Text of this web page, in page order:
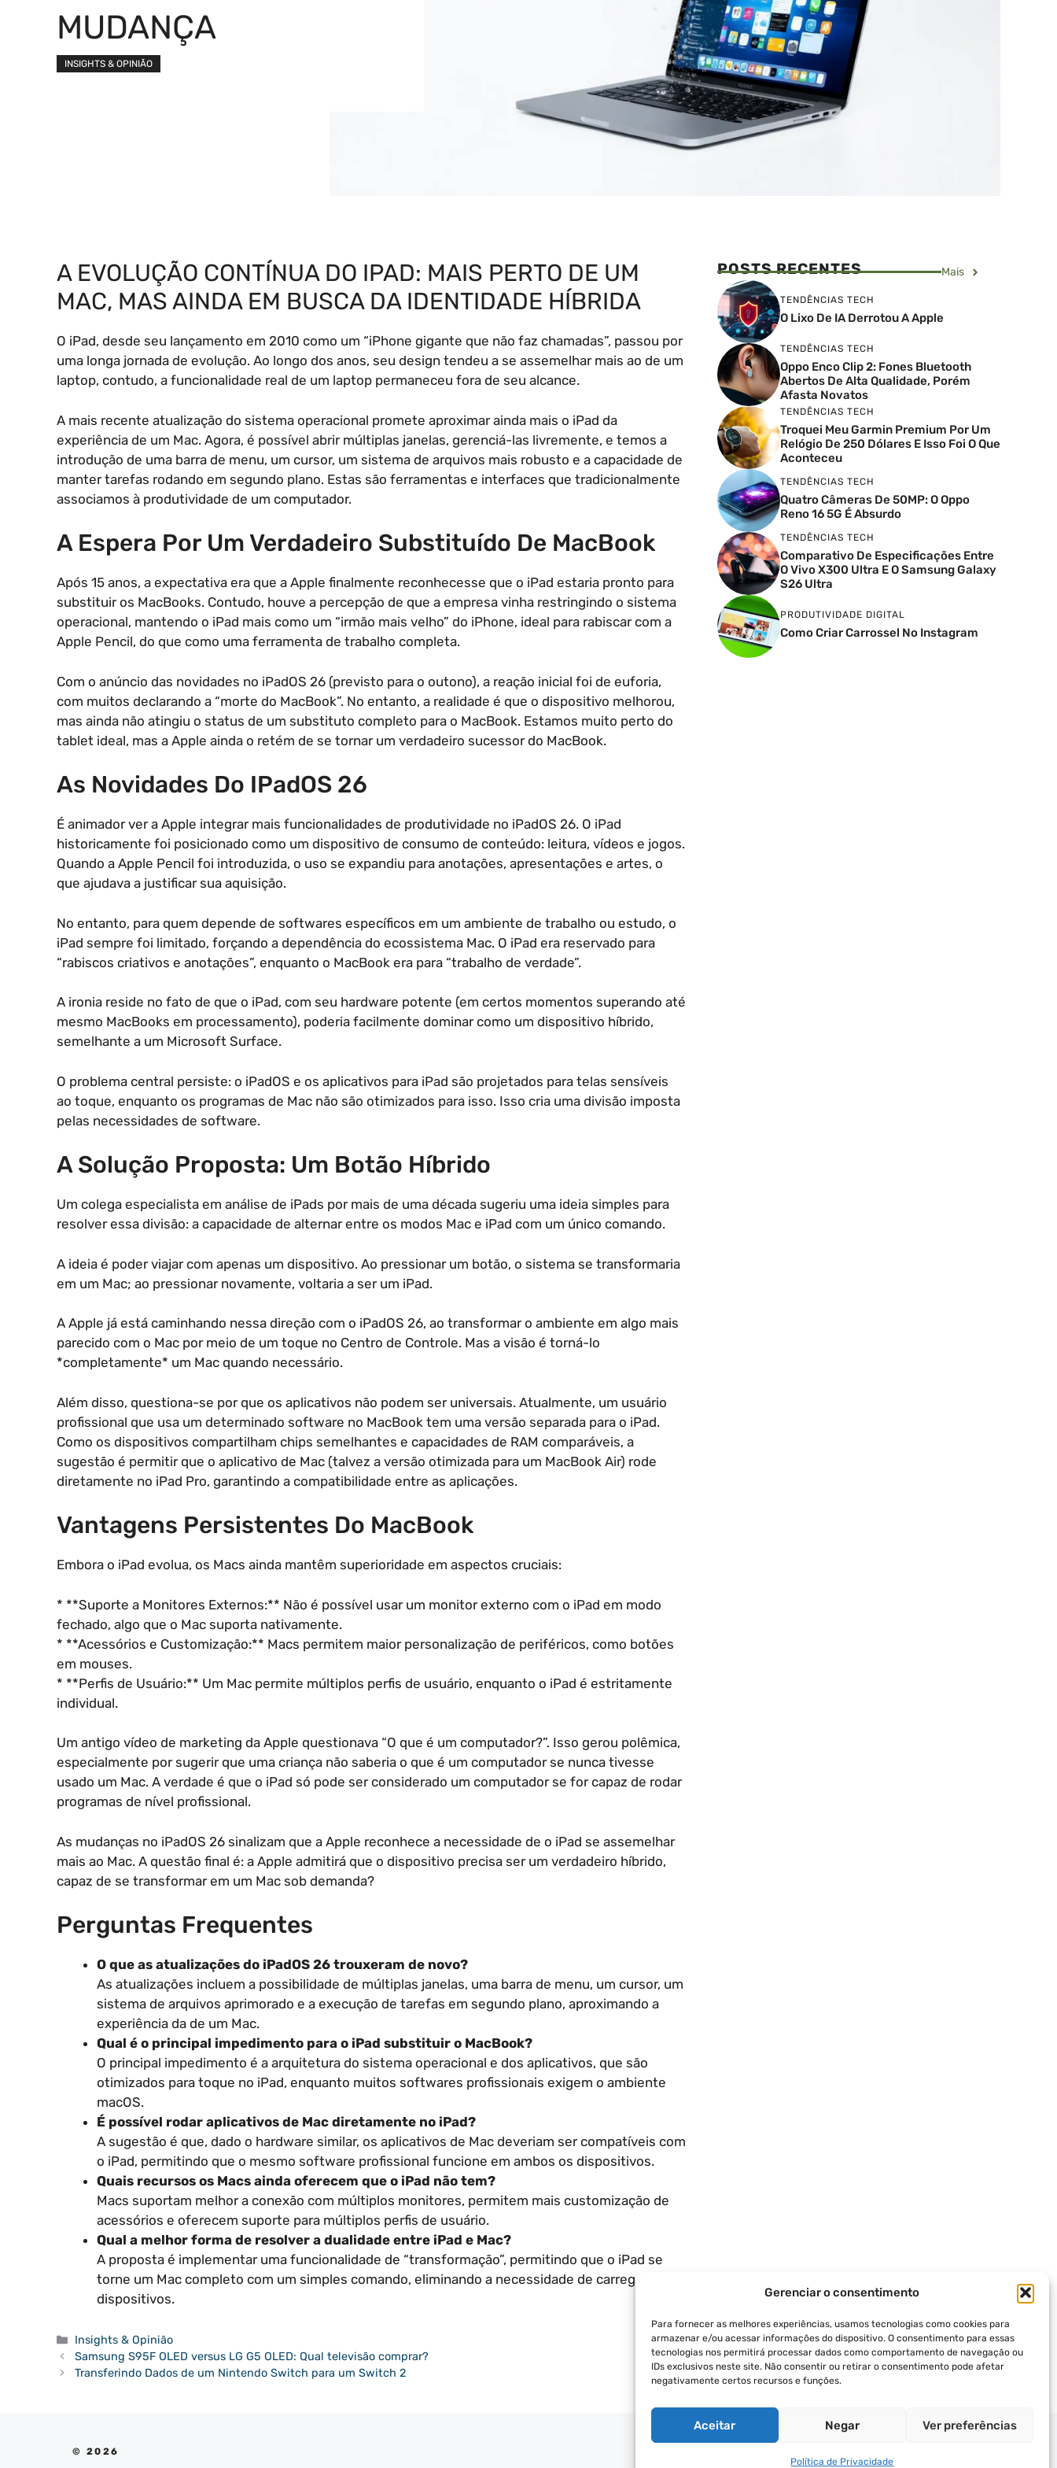
Gerenciar o consentimento
Para fornecer as melhores experiências, usamos tecnologias como cookies para
armazenar e/ou acessar informações do dispositivo. O consentimento para essas
tecnologias nos permitirá processar dados como comportamento de navegação ou
IDs exclusivos neste site. Não consentir ou retirar o consentimento pode afetar
negativamente certos recursos e funções.
Aceitar Negar Ver preferências
Política de Privacidade
MUDANÇA
INSIGHTS & OPINIÃO
A EVOLUÇÃO CONTÍNUA DO IPAD: MAIS PERTO DE UM
MAC, MAS AINDA EM BUSCA DA IDENTIDADE HÍBRIDA
O iPad, desde seu lançamento em 2010 como um “iPhone gigante que não faz chamadas”, passou por
uma longa jornada de evolução. Ao longo dos anos, seu design tendeu a se assemelhar mais ao de um
laptop, contudo, a funcionalidade real de um laptop permaneceu fora de seu alcance.
A mais recente atualização do sistema operacional promete aproximar ainda mais o iPad da
experiência de um Mac. Agora, é possível abrir múltiplas janelas, gerenciá-las livremente, e temos a
introdução de uma barra de menu, um cursor, um sistema de arquivos mais robusto e a capacidade de
manter tarefas rodando em segundo plano. Estas são ferramentas e interfaces que tradicionalmente
associamos à produtividade de um computador.
A Espera Por Um Verdadeiro Substituído De MacBook
Após 15 anos, a expectativa era que a Apple finalmente reconhecesse que o iPad estaria pronto para
substituir os MacBooks. Contudo, houve a percepção de que a empresa vinha restringindo o sistema
operacional, mantendo o iPad mais como um “irmão mais velho” do iPhone, ideal para rabiscar com a
Apple Pencil, do que como uma ferramenta de trabalho completa.
Com o anúncio das novidades no iPadOS 26 (previsto para o outono), a reação inicial foi de euforia,
com muitos declarando a “morte do MacBook”. No entanto, a realidade é que o dispositivo melhorou,
mas ainda não atingiu o status de um substituto completo para o MacBook. Estamos muito perto do
tablet ideal, mas a Apple ainda o retém de se tornar um verdadeiro sucessor do MacBook.
As Novidades Do IPadOS 26
É animador ver a Apple integrar mais funcionalidades de produtividade no iPadOS 26. O iPad
historicamente foi posicionado como um dispositivo de consumo de conteúdo: leitura, vídeos e jogos.
Quando a Apple Pencil foi introduzida, o uso se expandiu para anotações, apresentações e artes, o
que ajudava a justificar sua aquisição.
No entanto, para quem depende de softwares específicos em um ambiente de trabalho ou estudo, o
iPad sempre foi limitado, forçando a dependência do ecossistema Mac. O iPad era reservado para
“rabiscos criativos e anotações”, enquanto o MacBook era para “trabalho de verdade”.
A ironia reside no fato de que o iPad, com seu hardware potente (em certos momentos superando até
mesmo MacBooks em processamento), poderia facilmente dominar como um dispositivo híbrido,
semelhante a um Microsoft Surface.
O problema central persiste: o iPadOS e os aplicativos para iPad são projetados para telas sensíveis
ao toque, enquanto os programas de Mac não são otimizados para isso. Isso cria uma divisão imposta
pelas necessidades de software.
A Solução Proposta: Um Botão Híbrido
Um colega especialista em análise de iPads por mais de uma década sugeriu uma ideia simples para
resolver essa divisão: a capacidade de alternar entre os modos Mac e iPad com um único comando.
A ideia é poder viajar com apenas um dispositivo. Ao pressionar um botão, o sistema se transformaria
em um Mac; ao pressionar novamente, voltaria a ser um iPad.
A Apple já está caminhando nessa direção com o iPadOS 26, ao transformar o ambiente em algo mais
parecido com o Mac por meio de um toque no Centro de Controle. Mas a visão é torná-lo
*completamente* um Mac quando necessário.
Além disso, questiona-se por que os aplicativos não podem ser universais. Atualmente, um usuário
profissional que usa um determinado software no MacBook tem uma versão separada para o iPad.
Como os dispositivos compartilham chips semelhantes e capacidades de RAM comparáveis, a
sugestão é permitir que o aplicativo de Mac (talvez a versão otimizada para um MacBook Air) rode
diretamente no iPad Pro, garantindo a compatibilidade entre as aplicações.
Vantagens Persistentes Do MacBook
Embora o iPad evolua, os Macs ainda mantêm superioridade em aspectos cruciais:
* **Suporte a Monitores Externos:** Não é possível usar um monitor externo com o iPad em modo
fechado, algo que o Mac suporta nativamente.
* **Acessórios e Customização:** Macs permitem maior personalização de periféricos, como botões
em mouses.
* **Perfis de Usuário:** Um Mac permite múltiplos perfis de usuário, enquanto o iPad é estritamente
individual.
Um antigo vídeo de marketing da Apple questionava “O que é um computador?”. Isso gerou polêmica,
especialmente por sugerir que uma criança não saberia o que é um computador se nunca tivesse
usado um Mac. A verdade é que o iPad só pode ser considerado um computador se for capaz de rodar
programas de nível profissional.
As mudanças no iPadOS 26 sinalizam que a Apple reconhece a necessidade de o iPad se assemelhar
mais ao Mac. A questão final é: a Apple admitirá que o dispositivo precisa ser um verdadeiro híbrido,
capaz de se transformar em um Mac sob demanda?
Perguntas Frequentes
O que as atualizações do iPadOS 26 trouxeram de novo?
As atualizações incluem a possibilidade de múltiplas janelas, uma barra de menu, um cursor, um
sistema de arquivos aprimorado e a execução de tarefas em segundo plano, aproximando a
experiência da de um Mac.
Qual é o principal impedimento para o iPad substituir o MacBook?
O principal impedimento é a arquitetura do sistema operacional e dos aplicativos, que são
otimizados para toque no iPad, enquanto muitos softwares profissionais exigem o ambiente
macOS.
É possível rodar aplicativos de Mac diretamente no iPad?
A sugestão é que, dado o hardware similar, os aplicativos de Mac deveriam ser compatíveis com
o iPad, permitindo que o mesmo software profissional funcione em ambos os dispositivos.
Quais recursos os Macs ainda oferecem que o iPad não tem?
Macs suportam melhor a conexão com múltiplos monitores, permitem mais customização de
acessórios e oferecem suporte para múltiplos perfis de usuário.
Qual a melhor forma de resolver a dualidade entre iPad e Mac?
A proposta é implementar uma funcionalidade de “transformação”, permitindo que o iPad se
torne um Mac completo com um simples comando, eliminando a necessidade de carregar dois
dispositivos.
Categorias
Insights & Opinião
Samsung S95F OLED versus LG G5 OLED: Qual televisão comprar?
Transferindo Dados de um Nintendo Switch para um Switch 2
POSTS RECENTES Mais
TENDÊNCIAS TECH
O Lixo De IA Derrotou A Apple
TENDÊNCIAS TECH
Oppo Enco Clip 2: Fones Bluetooth
Abertos De Alta Qualidade, Porém
Afasta Novatos
TENDÊNCIAS TECH
Troquei Meu Garmin Premium Por Um
Relógio De 250 Dólares E Isso Foi O Que
Aconteceu
TENDÊNCIAS TECH
Quatro Câmeras De 50MP: O Oppo
Reno 16 5G É Absurdo
TENDÊNCIAS TECH
Comparativo De Especificações Entre
O Vivo X300 Ultra E O Samsung Galaxy
S26 Ultra
PRODUTIVIDADE DIGITAL
Como Criar Carrossel No Instagram
© 2026